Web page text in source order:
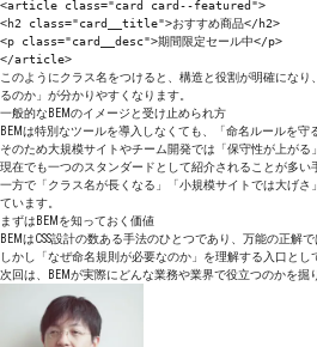
<article class="card card--featured">
<h2 class="card__title">おすすめ商品</h2>
<p class="card__desc">期間限定セール中</p>
</article>
このようにクラス名をつけると、構造と役割が明確になり
るのか」が分かりやすくなります。
一般的なBEMのイメージと受け止められ方
BEMは特別なツールを導入しなくても、「命名ルールを守
そのため大規模サイトやチーム開発では「保守性が上がる
現在でも一つのスタンダードとして紹介されることが多い
一方で「クラス名が長くなる」「小規模サイトでは大げ
ています。
まずはBEMを知っておく価値
BEMはCSS設計の数ある手法のひとつであり、万能の正解で
しかし「なぜ命名規則が必要なのか」を理解する入口とし
次回は、BEMが実際にどんな業務や業界で役立つのかを掘